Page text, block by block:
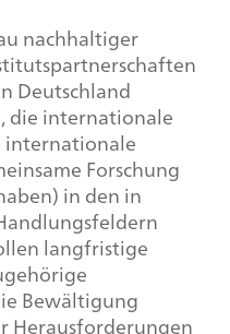
nachhaltiger
Deutschland
die internationale
internationale
Forschung
in den in
langfristige
Bewältigung
Herausforderungen